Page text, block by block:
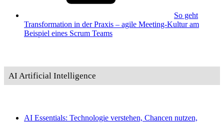
So geht
Transformation in der Praxis – agile Meeting-Kultur am
Beispiel eines Scrum Teams
AI Artificial Intelligence
AI Essentials: Technologie verstehen, Chancen nutzen,